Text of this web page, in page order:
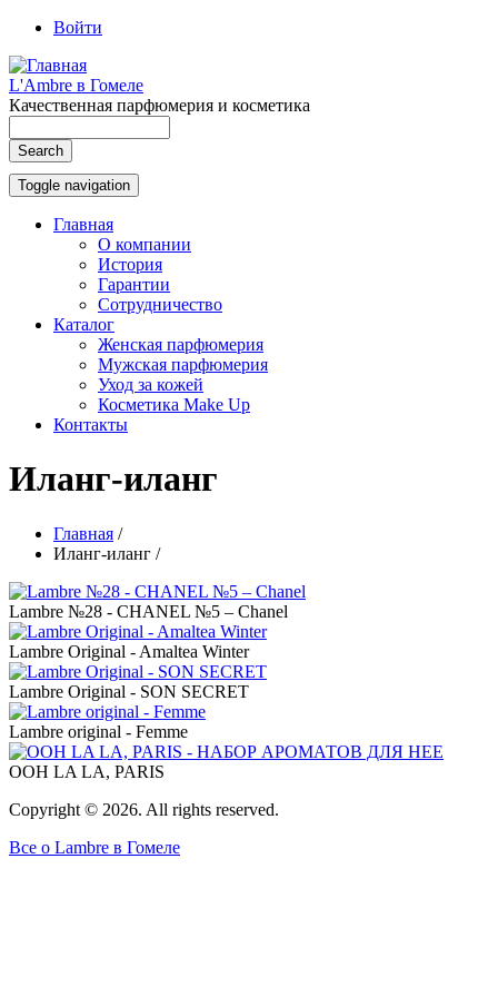
Перейти
основному
содержанию
User
account
menu
Войти
L'Ambre в Гомеле
Качественная парфюмерия и косметика
Search
Toggle navigation
navigation
Главная
О компании
История
Гарантии
Сотрудничество
Каталог
Женская парфюмерия
Мужская парфюмерия
Уход за кожей
Косметика Make Up
Контакты
Иланг-иланг
Строка
навигации
Главная /
Иланг-иланг /
Lambre №28 - CHANEL №5 – Chanel
Lambre Original - Amaltea Winter
Lambre Original - SON SECRET
Lambre original - Femme
OOH LA LA, PARIS
Copyright © 2026. All rights reserved.
Все о Lambre в Гомеле